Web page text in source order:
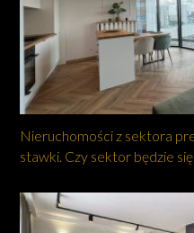
Nieruchomości z sektora
stawki. Czy sektor będzie